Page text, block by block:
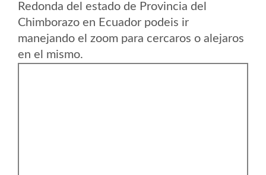
Redonda del estado de Provincia del
Chimborazo en Ecuador podeis ir
manejando el zoom para cercaros o alejaros
en el mismo.